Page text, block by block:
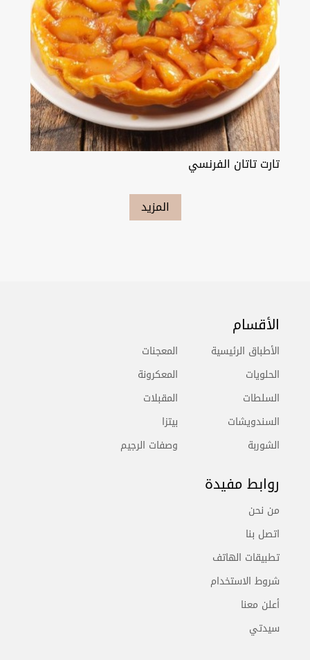
تارت تاتان الفرنسي
المزيد
الأقسام
الأطباق الرئيسية
الحلويات
السلطات
السندويشات
الشوربة
المعجنات
المعكرونة
المقبلات
بيتزا
وصفات الرجيم
روابط مفيدة
من نحن
اتصل بنا
تطبيقات الهاتف
شروط الاستخدام
أعلن معنا
سيدتي